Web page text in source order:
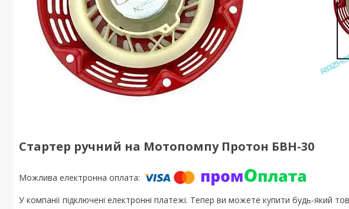
Стартер ручний на Мотопомпу Протон БВН-30
У компанії підключені електронні платежі. Тепер ви можете купити будь-який